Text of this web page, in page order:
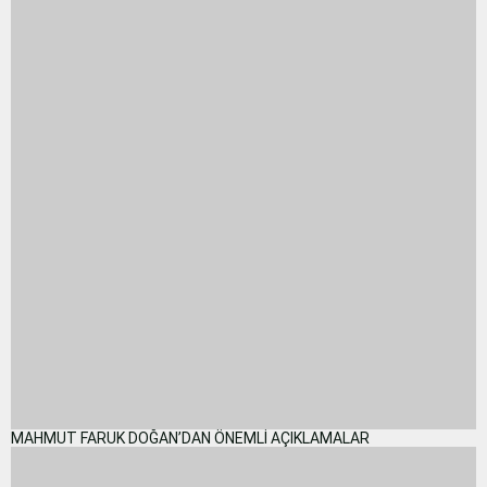
MAHMUT FARUK DOĞAN’DAN ÖNEMLİ AÇIKLAMALAR